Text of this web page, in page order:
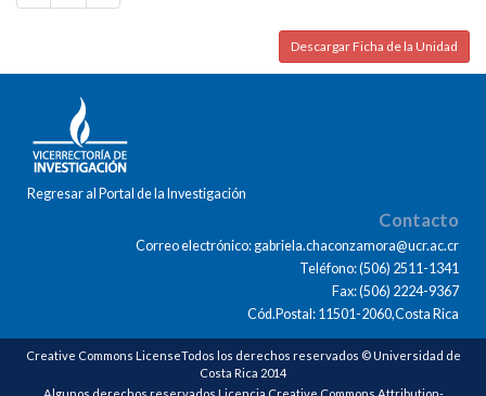
Descargar Ficha de la Unidad
Regresar al Portal de la Investigación
Contacto
Correo electrónico: gabriela.chaconzamora@ucr.ac.cr
Teléfono: (506) 2511-1341
Fax: (506) 2224-9367
Cód.Postal: 11501-2060,Costa Rica
Creative Commons LicenseTodos los derechos reservados © Universidad de
Costa Rica 2014